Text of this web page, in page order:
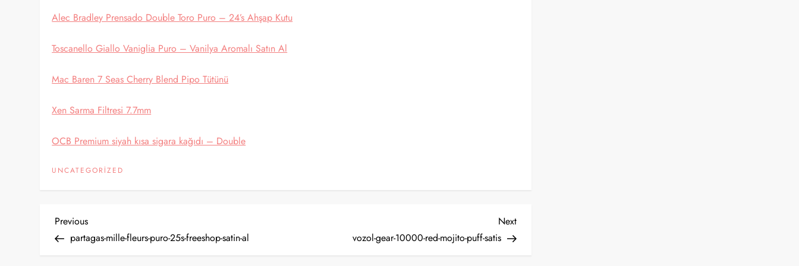
Alec Bradley Prensado Double Toro Puro – 24’s Ahşap Kutu
Toscanello Giallo Vaniglia Puro – Vanilya Aromalı Satın Al
Mac Baren 7 Seas Cherry Blend Pipo Tütünü
Xen Sarma Filtresi 7.7mm
OCB Premium siyah kısa sigara kağıdı – Double
UNCATEGORIZED
Y
Previous
Post
Previous
partagas-mille-fleurs-puro-25s-freeshop-satin-al
Next
Post
Next
vozol-gear-10000-red-mojito-puff-satis